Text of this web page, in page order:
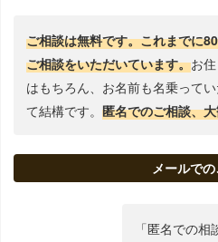
ご相談は無料です。これまでに
ご相談をいただいています。お
はもちろん、お名前も名乗ってい
て結構です。 匿名でのご相談、
メールで
「匿名での